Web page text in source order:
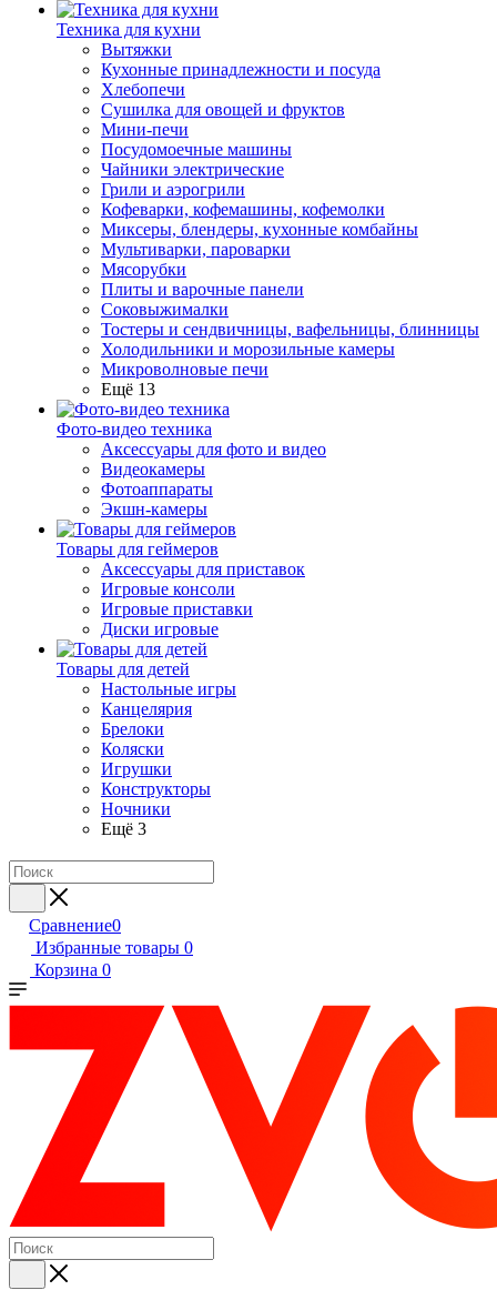
Техника для кухни
Вытяжки
Кухонные принадлежности и посуда
Хлебопечи
Сушилка для овощей и фруктов
Мини-печи
Посудомоечные машины
Чайники электрические
Грили и аэрогрили
Кофеварки, кофемашины, кофемолки
Миксеры, блендеры, кухонные комбайны
Мультиварки, пароварки
Мясорубки
Плиты и варочные панели
Соковыжималки
Тостеры и сендвичницы, вафельницы, блинницы
Холодильники и морозильные камеры
Микроволновые печи
Ещё 13
Фото-видео техника
Аксессуары для фото и видео
Видеокамеры
Фотоаппараты
Экшн-камеры
Товары для геймеров
Аксессуары для приставок
Игровые консоли
Игровые приставки
Диски игровые
Товары для детей
Настольные игры
Канцелярия
Брелоки
Коляски
Игрушки
Конструкторы
Ночники
Ещё 3
Сравнение0
Избранные товары 0
Корзина 0